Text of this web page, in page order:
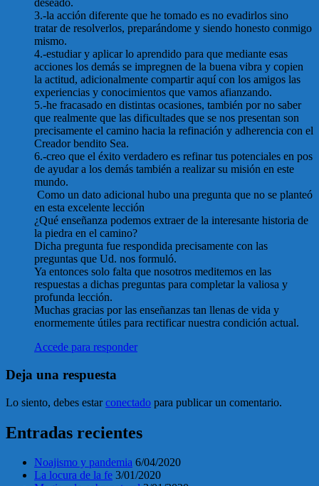
deseado.
3.-la acción diferente que he tomado es no evadirlos sino
tratar de resolverlos, preparándome y siendo honesto conmigo
mismo.
4.-estudiar y aplicar lo aprendido para que mediante esas
acciones los demás se impregnen de la buena vibra y copien
la actitud, adicionalmente compartir aquí con los amigos las
experiencias y conocimientos que vamos afianzando.
5.-he fracasado en distintas ocasiones, también por no saber
que realmente que las dificultades que se nos presentan son
precisamente el camino hacia la refinación y adherencia con el
Creador bendito Sea.
6.-creo que el éxito verdadero es refinar tus potenciales en pos
de ayudar a los demás también a realizar su misión en este
mundo.
Como un dato adicional hubo una pregunta que no se planteó
en esta excelente lección
¿Qué enseñanza podemos extraer de la interesante historia de
la piedra en el camino?
Dicha pregunta fue respondida precisamente con las
preguntas que Ud. nos formuló.
Ya entonces solo falta que nosotros meditemos en las
respuestas a dichas preguntas para completar la valiosa y
profunda lección.
Muchas gracias por las enseñanzas tan llenas de vida y
enormemente útiles para rectificar nuestra condición actual.
Accede para responder
Deja una respuesta
Lo siento, debes estarconectado para publicar un comentario.
Entradas recientes
Noajismo y pandemia 6/04/2020
La locura de la fe 3/01/2020